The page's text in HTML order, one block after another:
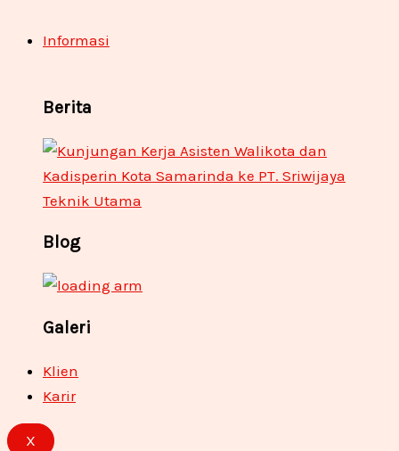
Informasi
Berita
Blog
Galeri
Klien
Karir
X